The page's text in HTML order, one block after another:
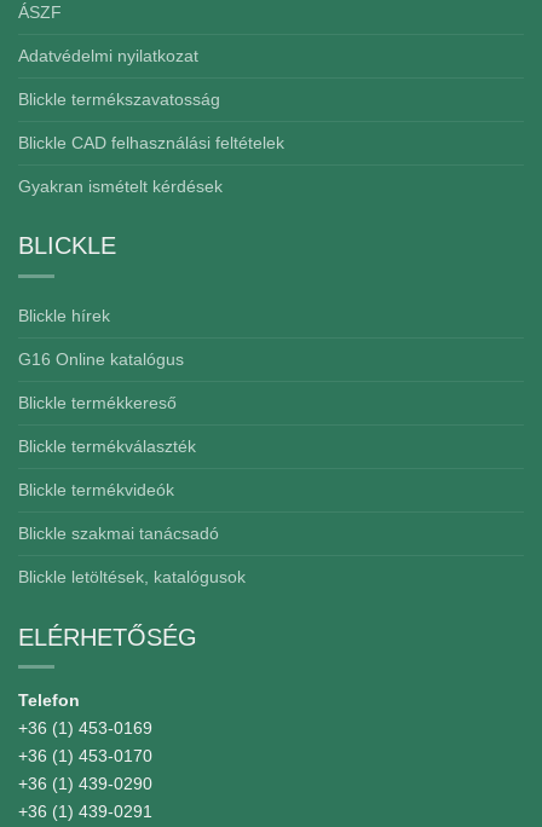
ÁSZF
Adatvédelmi nyilatkozat
Blickle termékszavatosság
Blickle CAD felhasználási feltételek
Gyakran ismételt kérdések
BLICKLE
Blickle hírek
G16 Online katalógus
Blickle termékkereső
Blickle termékválaszték
Blickle termékvideók
Blickle szakmai tanácsadó
Blickle letöltések, katalógusok
ELÉRHETŐSÉG
Telefon
+36 (1) 453-0169
+36 (1) 453-0170
+36 (1) 439-0290
+36 (1) 439-0291